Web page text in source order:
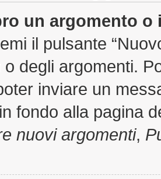
un argomento
il pulsante
o degli argomenti.
inviare un
fondo alla pagina
nuovi argomenti,